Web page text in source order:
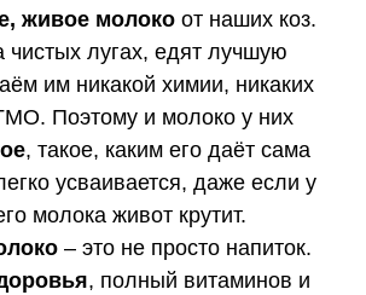
живое молоко от наших коз.
чистых лугах, едят лучшую
им никакой химии, никаких
Поэтому и молоко у них
, такое, каким его даёт сама
усваивается, даже если у
молока живот крутит.
– это не просто напиток.
, полный витаминов и